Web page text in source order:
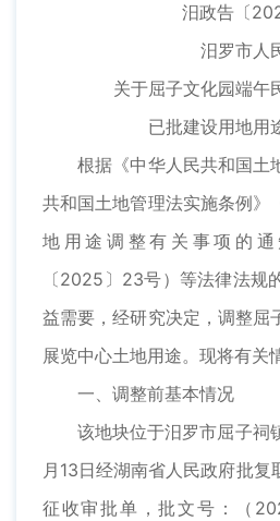
汨政告〔
汨罗市人
关于屈子文化园端午
已批建设用地用
根据《中华人民共和国土
共和国土地管理法实施条例》
地用途调整有关事项的
〔2025〕23号）等法律法规
益需要，经研究决定，调整屈
展览中心土地用途。现将有关
一、调整前基本情况
该地块位于汨罗市屈子祠
月13日经湖南省人民政府批
征收审批单，批文号：（